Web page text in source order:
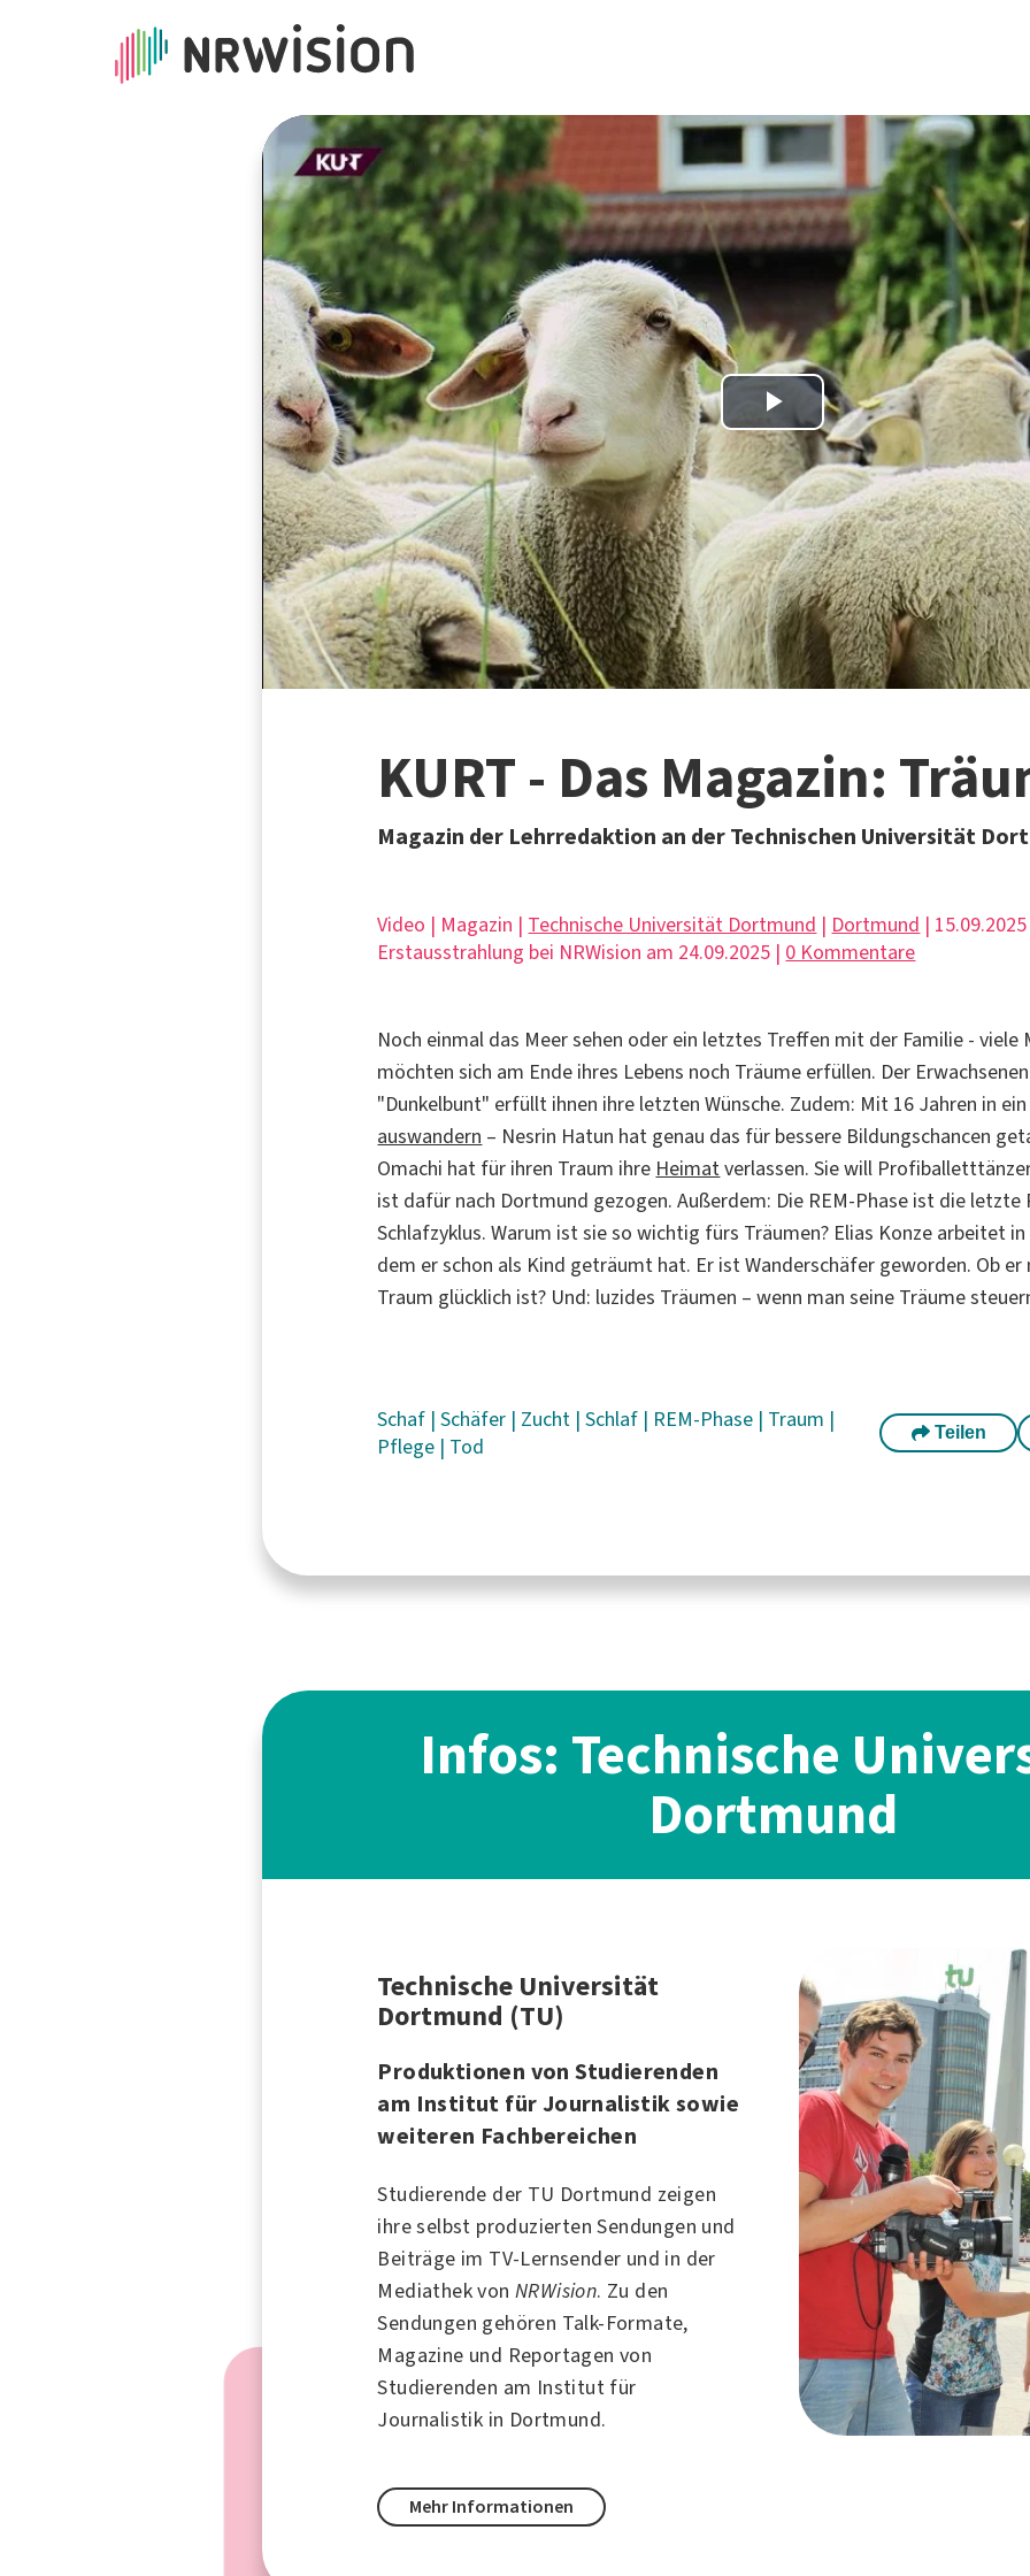
Play
Video
KURT - Das Magazin:
Magazin der Lehrredaktion an der Technischen Universität
Video | Magazin | Technische Universität Dortmund | Dortmund |
Erstausstrahlung bei NRWision am 24.09.2025 | 0 Kommentare
Noch einmal das Meer sehen oder ein letztes Treffen mit der Familie - viele
möchten sich am Ende ihres Lebens noch Träume erfüllen. Der
"Dunkelbunt" erfüllt ihnen ihre letzten Wünsche. Zudem: Mit 16 Jahren in
auswandern – Nesrin Hatun hat genau das für bessere Bildungschancen
Omachi hat für ihren Traum ihre Heimatverlassen. Sie will
ist dafür nach Dortmund gezogen. Außerdem: Die REM-Phase ist die letzte
Schlafzyklus. Warum ist sie so wichtig fürs Träumen? Elias Konze arbeitet
dem er schon als Kind geträumt hat. Er ist Wanderschäfer geworden. Ob
Traum glücklich ist? Und: luzides Träumen – wenn man seine Träume
Schaf |Schäfer | Zucht |Schlaf | REM-Phase | Traum |
Pflege | Tod
Teilen
Infos: Technische
Dortmund
Technische Universität
Dortmund (TU)
Produktionen von Studierenden
am Institut für Journalistik sowie
weiteren Fachbereichen
Studierende der TU Dortmund zeigen
ihre selbst produzierten Sendungen und
Beiträge im TV-Lernsender und in der
Mediathek vonNRWision. Zu den
Sendungen gehören Talk-Formate,
Magazine und Reportagen von
Studierenden am Institut für
Journalistik in Dortmund.
Mehr Informationen